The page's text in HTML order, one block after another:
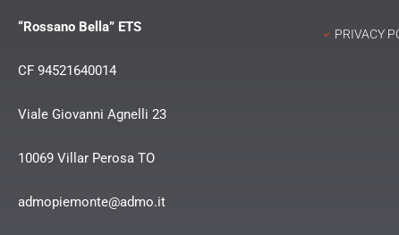
“Rossano Bella” ETS
CF 94521640014
Viale Giovanni Agnelli 23
10069 Villar Perosa TO
admopiemonte@admo.it
PRIVACY